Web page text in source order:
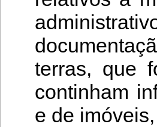
terras, que
continham
e de